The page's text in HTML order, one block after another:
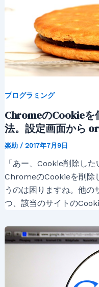
プログラミング
ChromeのCookieを
法。設定画面から
楽助 / 2017年7月9日
「あー、Cookie削除し
ChromeのCookieを削除
うのは困りますね。他の
つ、該当のサイトの